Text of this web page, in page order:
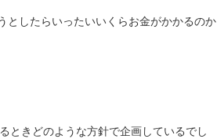
としたらいったいいくらお金がかかるのか
ときどのような方針で企画しているでし